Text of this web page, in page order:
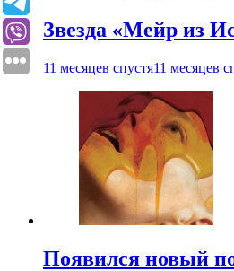
Звезда «Мейр из
11 месяцев спустя11 месяцев
Появился новый